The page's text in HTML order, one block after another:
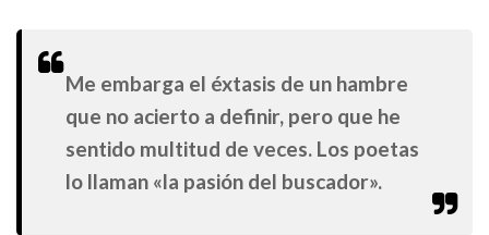
Me embarga el éxtasis de un hambre
que no acierto a definir, pero que he
sentido multitud de veces. Los poetas
lo llaman «la pasión del buscador».